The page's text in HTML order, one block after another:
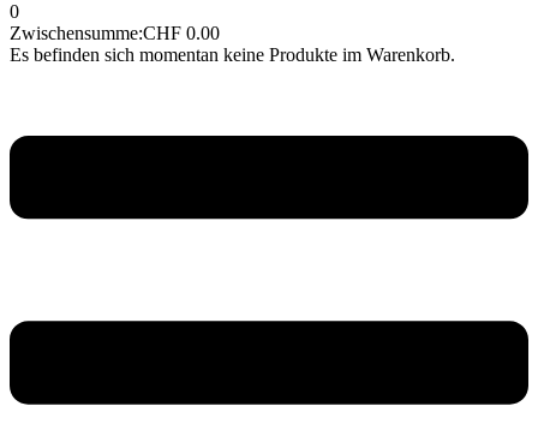
0
Zwischensumme:CHF 0.00
Es befinden sich momentan keine Produkte im Warenkorb.